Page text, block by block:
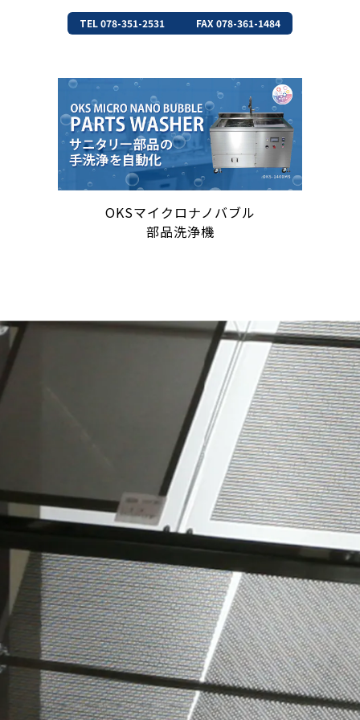
TEL 078-351-2531 FAX 078-361-1484
OKSマイクロナノバブル
部品洗浄機